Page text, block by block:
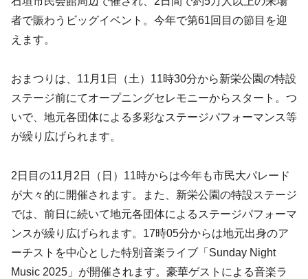
者で賑わうビッグイベント。今年で第61回目の節目を迎
えます。
おまつりは、11月1日（土）11時30分から新栄公園の特設
ステージ前にてオープニングセレモニーからスタート。つ
いで、地元各団体による多彩なステージパフォーマンス等
が繰り広げられます。
2日目の11月2日（日）11時からは今年も市民大パレード
が大々的に開催されます。また、新栄公園の特設ステージ
では、前日に続いて地元各団体によるステージパフォーマ
ンスが繰り広げられます。17時05分からは地元出身のア
ーチストを中心とした特別音楽ライブ「Sunday Night
Music 2025」が開催されます。豪華ゲストによる音楽ラ